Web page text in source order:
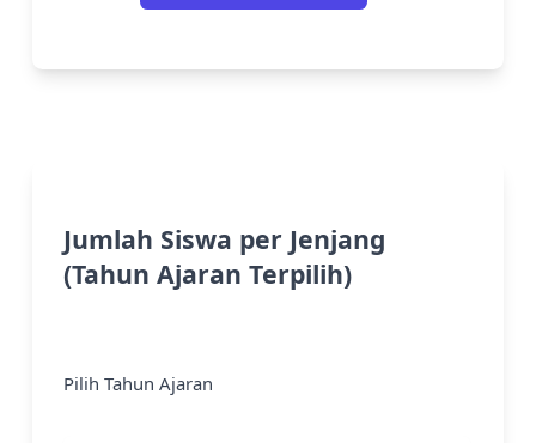
Jumlah Siswa per Jenjang
(Tahun Ajaran Terpilih)
Pilih Tahun Ajaran